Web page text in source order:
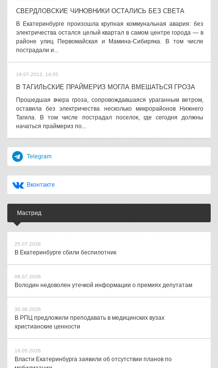
СВЕРДЛОВСКИЕ ЧИНОВНИКИ ОСТАЛИСЬ БЕЗ СВЕТА
В Екатеринбурге произошла крупная коммунальная авария: без
электричества остался целый квартал в самом центре города — в
районе улиц Первомайская и Мамина-Сибиряка. В том числе
пострадали и...
19.07.2012, 14:05
В ТАГИЛЬСКИЕ ПРАЙМЕРИЗ МОГЛА ВМЕШАТЬСЯ ГРОЗА
Прошедшая вчера гроза, сопровождавшаяся ураганным ветром,
оставила без электричества несколько микрорайонов Нижнего
Тагила. В том числе пострадал поселок, где сегодня должны
начаться праймериз по...
Telegram
Вконтакте
Мастрид
25.07.2026
В Екатеринбурге сбили беспилотник
08.07.2026
Володин недоволен утечкой информации о премиях депутатам
30.06.2026
В РПЦ предложили преподавать в медицинских вузах
христианские ценности
19.05.2026
Власти Екатеринбурга заявили об отсутствии планов по